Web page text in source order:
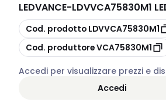
LEDVANCE-LDVVCA75830M1
copia
Cod. prodotto LDVVCA75830M1
copia
Cod. produttoreVCA75830M1
Accedi per visualizzare prezzi e
Accedi